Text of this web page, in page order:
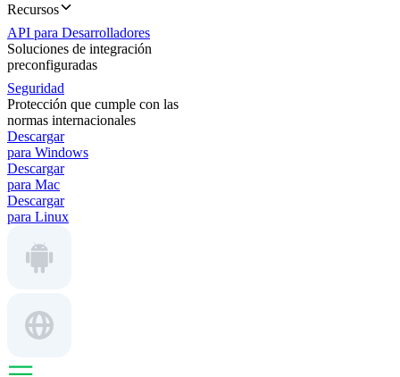
Recursos
API para Desarrolladores
Soluciones de integración
preconfiguradas
Seguridad
Protección que cumple con las
normas internacionales
Descargar
para Windows
Descargar
para Mac
Descargar
para Linux